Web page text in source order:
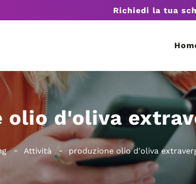
Richiedi la tua
olio d'oliva
Attività produzione olio d'oliva